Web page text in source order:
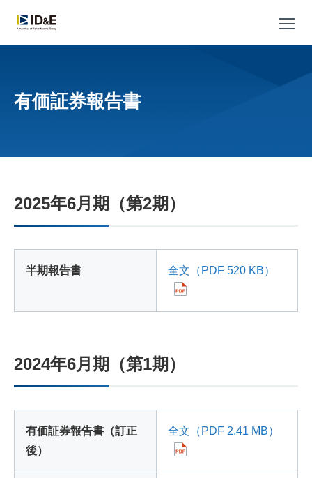
有価証券報告書
2025年6月期（第2期）
半期報告書 全文（PDF 520 KB）
2024年6月期（第1期）
有価証券報告書（訂正
後）
全文（PDF 2.41 MB）